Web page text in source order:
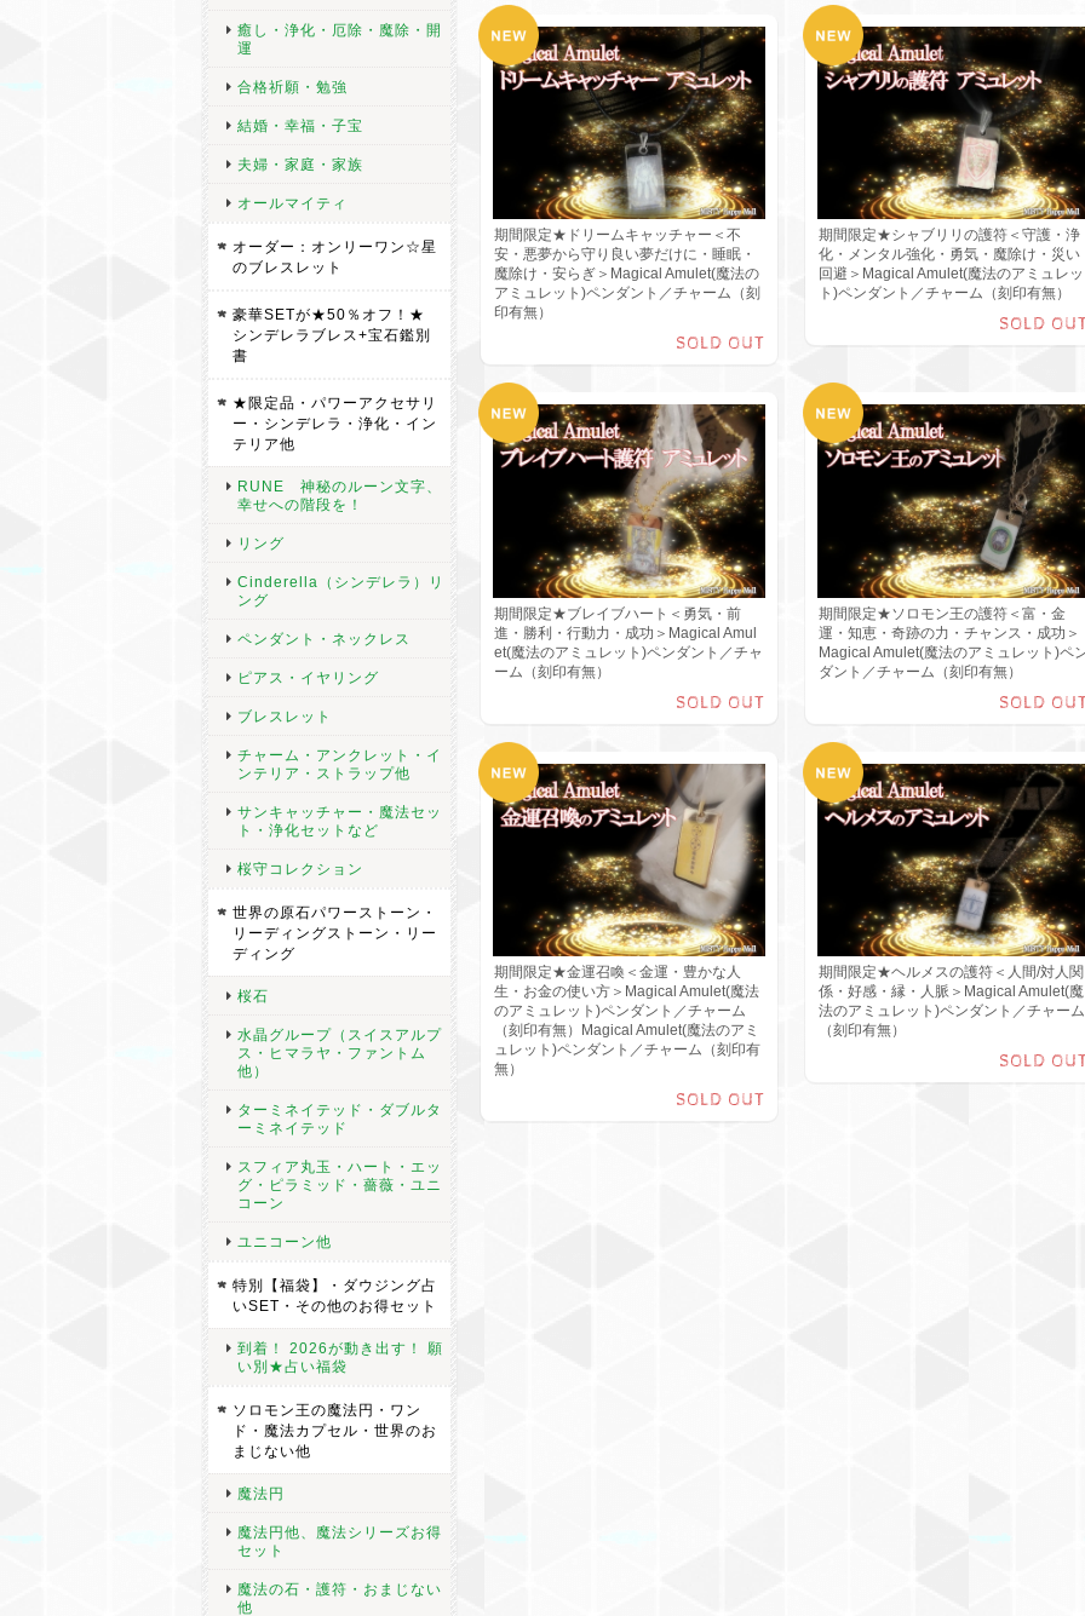
期間限定★ドリームキャッチャー＜不
安・悪夢から守り良い夢だけに・睡眠・
魔除け・安らぎ＞Magical Amulet(魔法の
アミュレット)ペンダント／チャーム（刻
印有無）
SOLD OUT
期間限定★シャブリリの護符＜守護・浄
化・メンタル強化・勇気・魔除け・災い
回避＞Magical Amulet(魔法のアミュレッ
ト)ペンダント／チャーム（刻印有無）
SOLD
期間限定★ブレイブハート＜勇気・前
進・勝利・行動力・成功＞Magical Amul
et(魔法のアミュレット)ペンダント／チャ
ーム（刻印有無）
SOLD OUT
期間限定★ソロモン王の護符＜富・金
運・知恵・奇跡の力・チャンス・成功＞
Magical Amulet(魔法のアミュレット)ペ
ダント／チャーム（刻印有無）
SOLD
期間限定★金運召喚＜金運・豊かな人
生・お金の使い方＞Magical Amulet(魔法
のアミュレット)ペンダント／チャーム
（刻印有無）Magical Amulet(魔法のアミ
ュレット)ペンダント／チャーム（刻印有
無）
SOLD OUT
期間限定★ヘルメスの護符＜人間/対人関
係・好感・縁・人脈＞Magical Amulet(魔
法のアミュレット)ペンダント／チャーム
（刻印有無）
SOLD
癒し・浄化・厄除・魔除・開
運
合格祈願・勉強
結婚・幸福・子宝
夫婦・家庭・家族
オールマイティ
オーダー：オンリーワン☆星
のブレスレット
豪華SETが★50％オフ！★
シンデレラブレス+宝石鑑別
書
★限定品・パワーアクセサリ
ー・シンデレラ・浄化・イン
テリア他
RUNE 神秘のルーン文字、
幸せへの階段を！
リング
Cinderella（シンデレラ）リ
ング
ペンダント・ネックレス
ピアス・イヤリング
ブレスレット
チャーム・アンクレット・イ
ンテリア・ストラップ他
サンキャッチャー・魔法セッ
ト・浄化セットなど
桜守コレクション
世界の原石パワーストーン・
リーディングストーン・リー
ディング
桜石
水晶グループ（スイスアルプ
ス・ヒマラヤ・ファントム
他）
ターミネイテッド・ダブルタ
ーミネイテッド
スフィア丸玉・ハート・エッ
グ・ピラミッド・薔薇・ユニ
コーン
ユニコーン他
特別【福袋】・ダウジング占
いSET・その他のお得セット
到着！ 2026が動き出す！ 願
い別★占い福袋
ソロモン王の魔法円・ワン
ド・魔法カプセル・世界のお
まじない他
魔法円
魔法円他、魔法シリーズお得
セット
魔法の石・護符・おまじない
他